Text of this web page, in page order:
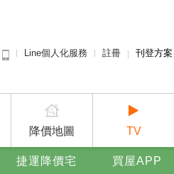
Line個人化服務 註冊 刊登方案
賣屋刊登
廣告刊登
降價地圖 TV
捷運降價宅 買屋APP